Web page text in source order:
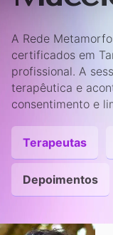
A Rede
certificados em
profissional. A
terapêutica e
consentimento e
Terapeutas
Depoimentos